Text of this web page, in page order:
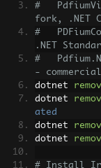
#
fork, .NET
#
.NET
#
-
dotnet
dotnet
ated
dotnet
dotnet
# Install